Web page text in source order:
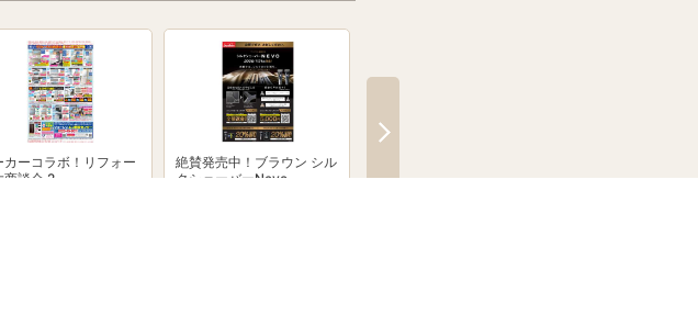
カーコラボ！リフォー
商談会 2
絶賛発売中！ブラウン シル
クシェーバーNevo
とならJoshinへ！